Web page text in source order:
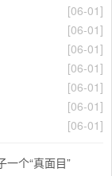
[06-01]
[06-01]
[06-01]
[06-01]
[06-01]
[06-01]
[06-01]
个“真面目”